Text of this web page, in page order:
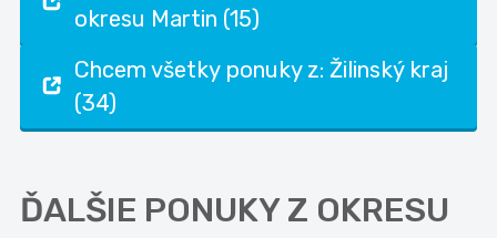
okresu Martin (15)
Chcem všetky ponuky z: Žilinský kraj
(34)
ĎALŠIE PONUKY Z OKRESU